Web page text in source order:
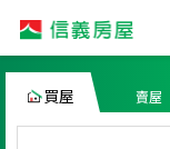
買屋 賣屋